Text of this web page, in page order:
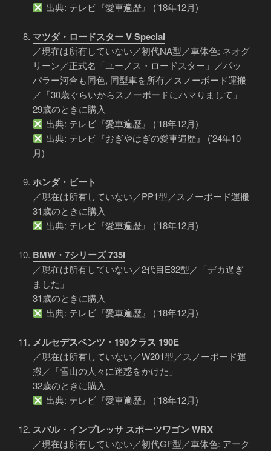
出典: テレビ『愛車遍歴』 (’18年12月)
マツダ・ロードスター V Special
／現在は所有していない／初代NA型／車体色: ネオグ
リーン／正式名「ユーノス・ロードスター」／パッ
パラー河合も同色, 同型車を所有／スノーボード運搬
／「30歳ぐらいからスノーボードにハマりまして」
29歳のときに購入
出典: テレビ『愛車遍歴』 (’18年12月)
出典: テレビ『おぎやはぎの愛車遍歴』 (’24年10
月)
ホンダ・ビート
／現在は所有していない／PP1型／スノーボード運搬
31歳のときに購入
出典: テレビ『愛車遍歴』 (’18年12月)
BMW・7シリーズ 735i
／現在は所有していない／2代目E32型／「デカ過ぎ
ました」
31歳のときに購入
出典: テレビ『愛車遍歴』 (’18年12月)
メルセデスベンツ・190クラス 190E
／現在は所有していない／W201型／スノーボード運
搬／「雪山の人々に迷惑をかけた」
32歳のときに購入
出典: テレビ『愛車遍歴』 (’18年12月)
スバル・インプレッサ スポーツワゴン WRX
／現在は所有していない／初代GF型／車体色: アーク